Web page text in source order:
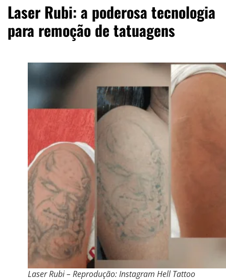
Laser Rubi: a poderosa tecnologia
para remoção de tatuagens
Laser Rubi – Reprodução: Instagram Hell Tattoo